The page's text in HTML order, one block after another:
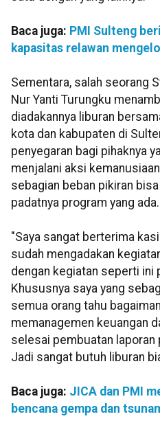
Baca juga: PMI Sulteng
kapasitas relawan
Sementara, salah seorang
Nur Yanti Turungku
diadakannya liburan
kota dan kabupaten di
penyegaran bagi pihaknya
menjalani aksi
sebagian beban pikiran
padatnya program yang ada.
"Saya sangat berterima
sudah mengadakan
dengan kegiatan seperti ini
Khususnya saya yang
semua orang tahu
memanagemen keuangan
selesai pembuatan laporan
Jadi sangat butuh liburan
Baca juga: JICA dan PMI
bencana gempa dan